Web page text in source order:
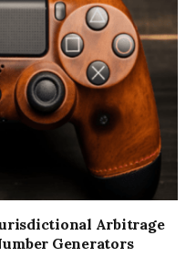
Arbitrage
Generators